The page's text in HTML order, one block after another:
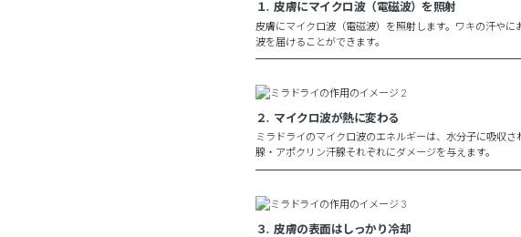
１. 皮膚にマイクロ波（電磁波）を照射
皮膚にマイクロ波（電磁波）を照射します。ワキの汗や
波を届けることができます。
２. マイクロ波が熱に変わる
ミラドライのマイクロ波のエネルギーは、水分子に吸収
腺・アポクリン汗腺それぞれにダメージを与えます。
３. 皮膚の表面はしっかり冷却